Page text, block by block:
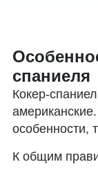
спаниеля
Кокер-
особенности,
К общим